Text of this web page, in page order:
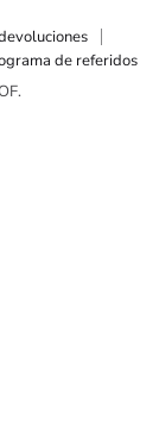
de referidos